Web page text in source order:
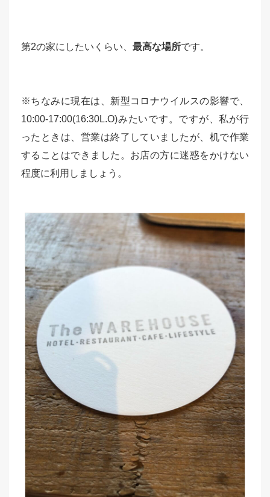
第2の家にしたいくらい、 最高な場所です。
※ちなみに現在は、新型コロナウイルスの影響で、
10:00-17:00(16:30L.O)みたいです。ですが、私が行
ったときは、営業は終了していましたが、机で作業
することはできました。お店の方に迷惑をかけない
程度に利用しましょう。